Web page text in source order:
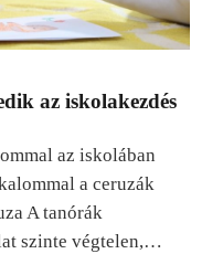
az iskolakezdés
az iskolában
a ceruzák
A tanórák
szinte végtelen,…